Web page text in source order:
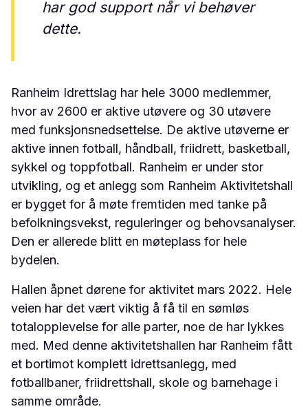
har god support når vi behøver
dette.
Ranheim Idrettslag har hele 3000 medlemmer,
hvor av 2600 er aktive utøvere og 30 utøvere
med funksjonsnedsettelse. De aktive utøverne er
aktive innen fotball, håndball, friidrett, basketball,
sykkel og toppfotball. Ranheim er under stor
utvikling, og et anlegg som Ranheim Aktivitetshall
er bygget for å møte fremtiden med tanke på
befolkningsvekst, reguleringer og behovsanalyser.
Den er allerede blitt en møteplass for hele
bydelen.
Hallen åpnet dørene for aktivitet mars 2022. Hele
veien har det vært viktig å få til en sømløs
totalopplevelse for alle parter, noe de har lykkes
med. Med denne aktivitetshallen har Ranheim fått
et bortimot komplett idrettsanlegg, med
fotballbaner, friidrettshall, skole og barnehage i
samme område.